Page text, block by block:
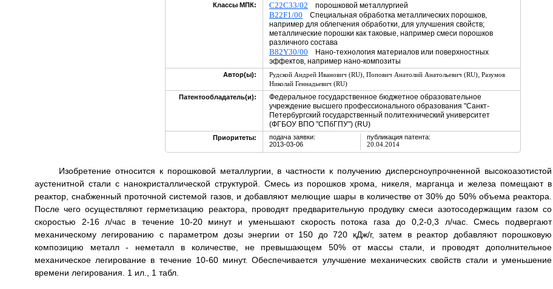
Классы МПК: C22C33/02 порошковой металлургией
B22F1/00 Специальная обработка металлических порошков,
например для облегчения обработки, для улучшения свойств;
металлические порошки как таковые, например смеси порошков
различного состава
B82Y30/00 Нано-технология материалов или поверхностных
эффектов, например нано-композиты
Автор(ы): Рудской Андрей Иванович (RU), Попович Анатолий Анатольевич (RU), Разумов
Николай Геннадьевич (RU)
Патентообладатель(и):
Федеральное государственное бюджетное образовательное
учреждение высшего профессионального образования "Санкт-
Петербургский государственный политехнический университет
(ФГБОУ ВПО "СПбГПУ") (RU)
Приоритеты:
подача заявки:
2013-03-06
публикация патента:
20.04.2014
Изобретение относится к порошковой металлургии, в частности к получению дисперсноупрочненной высокоазотистой
аустенитной стали с нанокристаллической структурой. Смесь из порошков хрома, никеля, марганца и железа помещают в
реактор, снабженный проточной системой газов, и добавляют мелющие шары в количестве от 30% до 50% объема реактора.
После чего осуществляют герметизацию реактора, проводят предварительную продувку смеси азотосодержащим газом со
скоростью 2-16 л/час в течение 10-20 минут и уменьшают скорость потока газа до 0,2-0,3 л/час. Смесь подвергают
механическому легированию с параметром дозы энергии от 150 до 720 кДж/г, затем в реактор добавляют порошковую
композицию металл - неметалл в количестве, не превышающем 50% от массы стали, и проводят дополнительное
механическое легирование в течение 10-60 минут. Обеспечивается улучшение механических свойств стали и уменьшение
времени легирования. 1 ил., 1 табл.